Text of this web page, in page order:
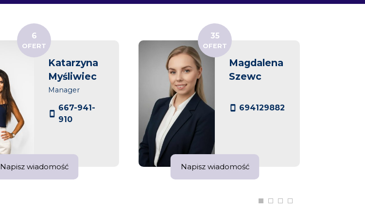
Katarzyna
Myśliwiec
Manager
667-941-
910
6
OFERT
Napisz wiadomość
Magdalena
Szewc
694129882
35
OFERT
Napisz wiadomość